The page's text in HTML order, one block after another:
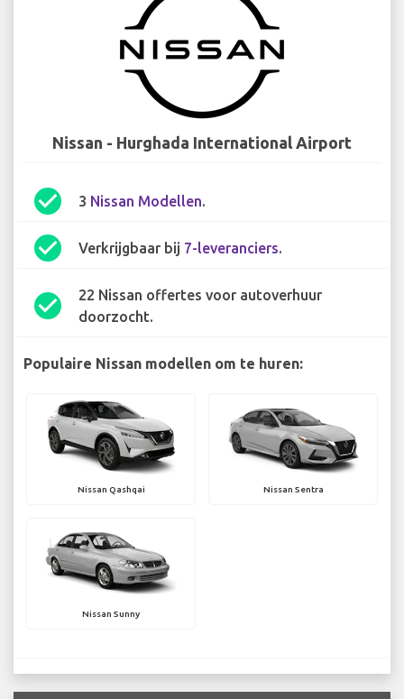
Nissan - Hurghada International Airport
check_circle 3 Nissan Modellen.
check_circle Verkrijgbaar bij 7-leveranciers.
check_circle
22 Nissan offertes voor autoverhuur
doorzocht.
Populaire Nissan modellen om te huren:
Nissan Qashqai Nissan Sentra
Nissan Sunny